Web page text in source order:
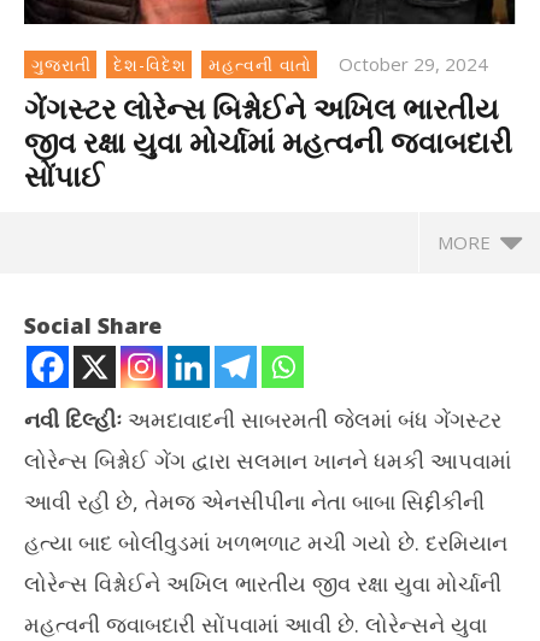
ગુજરાતી દેશ-વિદેશ મહત્વની વાતો October 29, 2024
ગેંગસ્ટર લોરેન્સ બિશ્નોઈને અખિલ ભારતીય
જીવ રક્ષા યુવા મોર્ચામાં મહત્વની જવાબદારી
સોંપાઈ
MORE
NOW VIEWING
Social Share
નવી દિલ્હીઃ અમદાવાદની સાબરમતી જેલમાં બંધ ગેંગસ્ટર
લોરેન્સ બિશ્નોઈ ગેંગ દ્વારા સલમાન ખાનને ધમકી આપવામાં
આવી રહી છે, તેમજ એનસીપીના નેતા બાબા સિદ્દીકીની
હત્યા બાદ બોલીવુડમાં ખળભળાટ મચી ગયો છે. દરમિયાન
લોરેન્સ વિશ્નોઈને અખિલ ભારતીય જીવ રક્ષા યુવા મોર્ચાની
મહત્વની જવાબદારી સોંપવામાં આવી છે. લોરેન્સને યુવા